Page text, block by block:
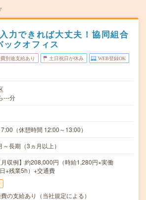
力できれば大丈夫！協同組合
クオフィス
別途支給あり 土日祝日が休み WEB登録OK
---分
（休憩時間 12:00～13:00）
長期（3ヵ月以上）
収例】約208,000円（時給1,280円×実働
+残業5h）+交通費
の支給あり（当社規定による）